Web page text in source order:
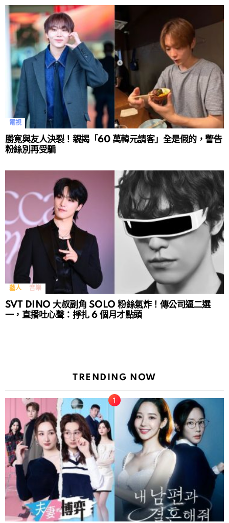
電視
勝寛與友人決裂！親揭「60 萬韓元請客」全是假的，警告
粉絲別再受騙
藝人 音樂
SVT DINO 大叔副角 SOLO 粉絲氣炸！傳公司逼二選
一，直播吐心聲：掙扎 6 個月才點頭
TRENDING NOW